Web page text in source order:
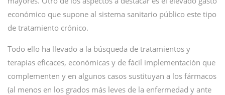
económico que supone al sistema sanitario público este tipo
de tratamiento crónico.
Todo ello ha llevado a la búsqueda de tratamientos y
terapias eficaces, económicas y de fácil implementación que
complementen y en algunos casos sustituyan a los fármacos
(al menos en los grados más leves de la enfermedad y ante